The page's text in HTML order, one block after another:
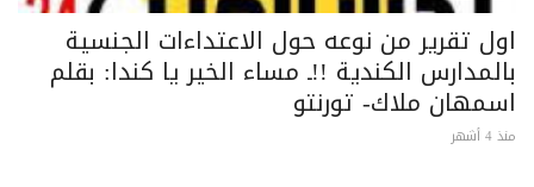
تقرير من نوعه حول الاعتداءات الجنسية
الكندية !!ـ مساء الخير يا كندا: بقلم
ملاك- تورنتو